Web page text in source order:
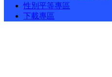
性別平等專區
下載專區